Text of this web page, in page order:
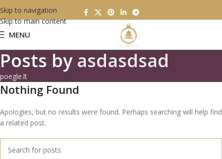
Skip to navigation
Skip to main content
MENU
Posts by asdasdsad
poegle.lt
Nothing Found
Apologies, but no results were found. Perhaps searching will help find
a related post.